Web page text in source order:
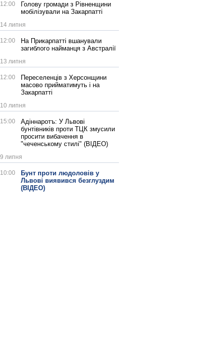
12:00
Голову громади з Рівненщини
мобілізували на Закарпатті
14 липня
12:00
На Прикарпатті вшанували
загиблого найманця з Австралії
13 липня
12:00
Переселенців з Херсонщини
масово прийматимуть і на
Закарпатті
10 липня
15:00
Адіннаротъ: У Львові
бунтівників проти ТЦК змусили
просити вибачення в
"чеченському стилі" (ВІДЕО)
9 липня
10:00
Бунт проти людоловів у
Львові виявився безглуздим
(ВІДЕО)